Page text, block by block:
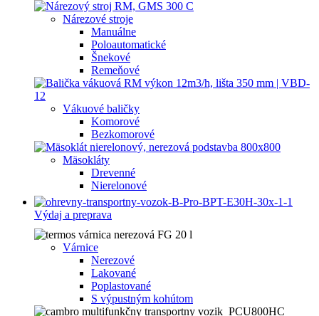
Nárezové stroje
Manuálne
Poloautomatické
Šnekové
Remeňové
Vákuové baličky
Komorové
Bezkomorové
Mäsokláty
Drevenné
Nierelonové
Výdaj a preprava
Várnice
Nerezové
Lakované
Poplastované
S výpustným kohútom